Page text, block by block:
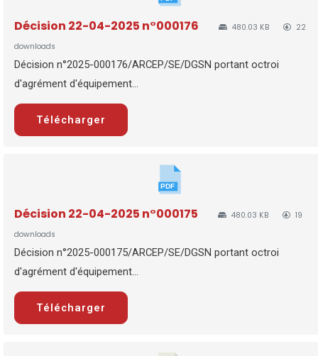
Décision 22-04-2025 n°000176 480.03 KB
22
downloads
Décision n°2025-000176/ARCEP/SE/DGSN portant octroi
d'agrément d'équipement...
Télécharger
Décision 22-04-2025 n°000175 480.03 KB
19
downloads
Décision n°2025-000175/ARCEP/SE/DGSN portant octroi
d'agrément d'équipement...
Télécharger